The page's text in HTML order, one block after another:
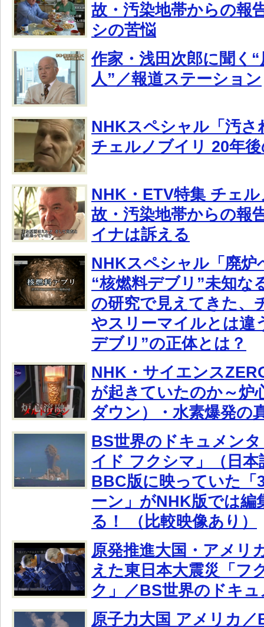
故・汚染地帯からの報
シの苦悩
作家・浅田次郎に聞く
人”／報道ステーション
NHKスペシャル「汚さ
チェルノブイリ 20年
NHK・ETV特集 チェ
故・汚染地帯からの報
イナは訴える
NHKスペシャル「廃炉
“核燃料デブリ”未知な
の研究で見えてきた、
やスリーマイルとは違
デブリ”の正体とは？
NHK・サイエンス
が起きていたのか～炉
ダウン）・水素爆発の
BS世界のドキュメン
イド フクシマ」（日本
BBC版に映っていた「
ーン」がNHK版では編
る！ （比較映像あり）
原発推進大国・アメリ
えた東日本大震災「フ
ク」／BS世界のドキ
原子力大国 アメリカ